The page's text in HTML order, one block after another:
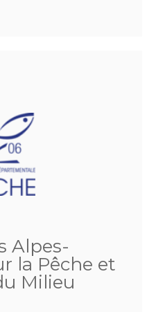
Alpes-
la Pêche et
Milieu